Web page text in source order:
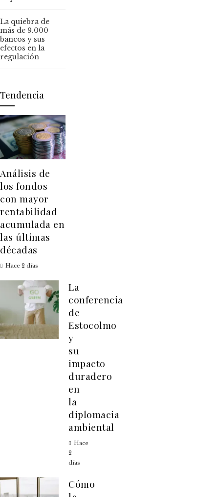
La quiebra de
más de 9.000
bancos y sus
efectos en la
regulación
Tendencia
Análisis de
los fondos
con mayor
rentabilidad
acumulada en
las últimas
décadas
Hace 2 días
La
conferencia
de
Estocolmo
y
su
impacto
duradero
en
la
diplomacia
ambiental
Hace
2
días
Cómo